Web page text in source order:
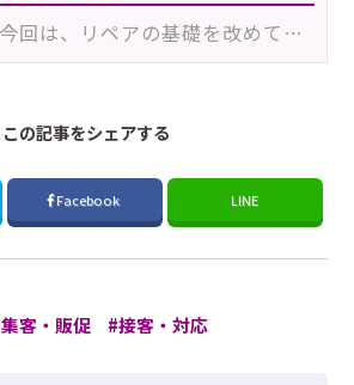
今回は、リペアの基礎を改めて学ぶ記事です。リペアの際に伸びているまつげを見つけて、「どこまでオフし…
この記事をシェアする
Facebook LINE
集客・販促 接客・対応